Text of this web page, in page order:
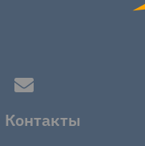
Контакты